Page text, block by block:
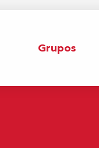
Grupos